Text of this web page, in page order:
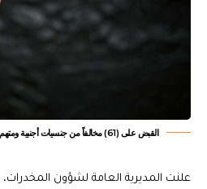
القبض على (61) مخالفاً من جنسيات أجنبية ومتهم قام بعملية خطف فتاة ببغداد
علنت المديرية العامة لشؤون المخدرات،